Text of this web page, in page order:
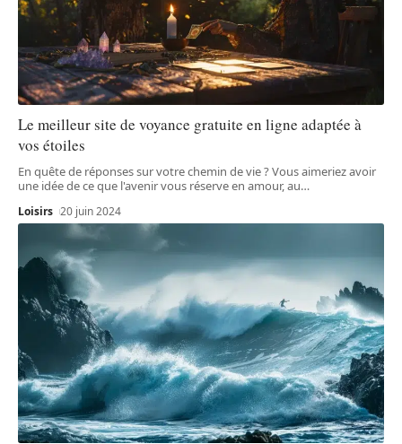
Le meilleur site de voyance gratuite en ligne adaptée à
vos étoiles
En quête de réponses sur votre chemin de vie ? Vous aimeriez avoir
une idée de ce que l'avenir vous réserve en amour, au…
Loisirs 20 juin 2024